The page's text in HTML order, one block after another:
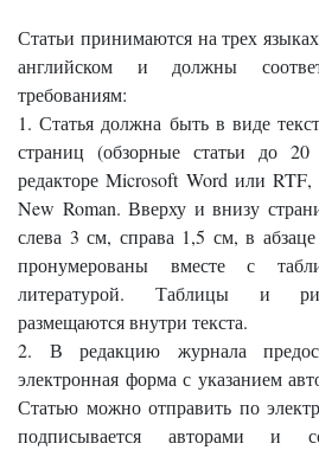
Статьи принимаются на трех
английском и должны
требованиям:
1. Статья должна быть в виде
страниц (обзорные статьи до
редактореMicrosoft Word или RTF,
New Roman. Вверху и внизу
слева 3 см, справа 1,5 см, в
пронумерованы вместе с
литературой. Таблицы и
размещаются внутри текста.
2. В редакцию журнала
электронная форма с указанием
Статью можно отправить по
подписывается авторами и
Akademiklar
ru